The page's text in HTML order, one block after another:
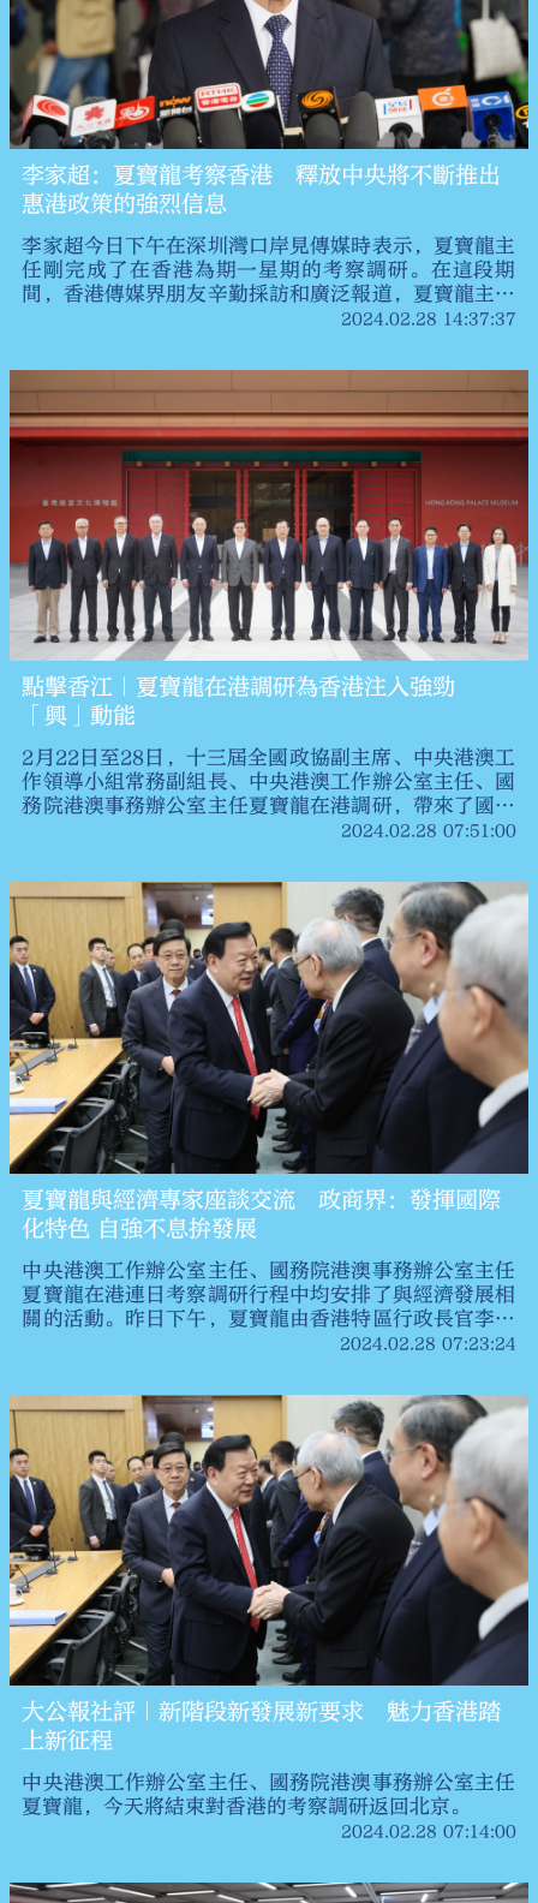
李家超：夏寶龍考察香港 釋放中央將不斷推出
惠港政策的強烈信息
李家超今日下午在深圳灣口岸見傳媒時表示，夏寶龍主
任剛完成了在香港為期一星期的考察調研。在這段期
間，香港傳媒界朋友辛勤採訪和廣泛報道，夏寶龍主任
2024.02.28 14:37:37
點擊香江｜夏寶龍在港調研為香港注入強勁
「興」動能
2月22日至28日，十三屆全國政協副主席、中央港澳工
作領導小組常務副組長、中央港澳工作辦公室主任、國
務院港澳事務辦公室主任夏寶龍在港調研，帶來了國家
主席習近平對香港市民的親切問候。這是夏寶龍去年4
間、全國「兩會」召開前夕的一次對香港全方位、多領
域的調研。
2024.02.28 07:51:00
夏寶龍與經濟專家座談交流 政商界：發揮國際
化特色 自強不息拚發展
中央港澳工作辦公室主任、國務院港澳事務辦公室主任
夏寶龍在港連日考察調研行程中均安排了與經濟發展相
關的活動。昨日下午，夏寶龍由香港特區行政長官李家
超陪同，與經濟專家就香港經濟發展策略座談。
2024.02.28 07:23:24
大公報社評｜新階段新發展新要求 魅力香港踏
上新征程
中央港澳工作辦公室主任、國務院港澳事務辦公室主任
夏寶龍，今天將結束對香港的考察調研返回北京。
2024.02.28 07:14:00